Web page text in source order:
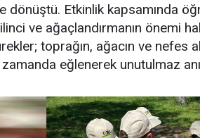
dönüştü. Etkinlik kapsamında
ve ağaçlandırmanın önemi
toprağın, ağacın ve nefes
eğlenerek unutulmaz